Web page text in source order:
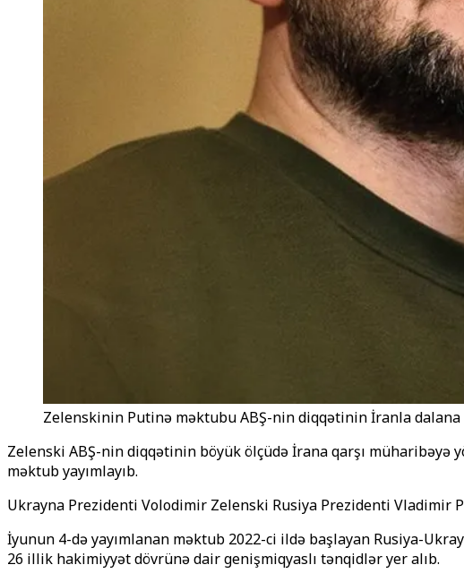
Zelenskinin Putinə məktubu ABŞ-nin diqqətinin İranla
Zelenski ABŞ-nin diqqətinin böyük ölçüdə İrana qarşı müharibəyə
məktub yayımlayıb.
Ukrayna Prezidenti Volodimir Zelenski Rusiya Prezidenti Vladimir
İyunun 4-də yayımlanan məktub 2022-ci ildə başlayan Rusiya-
26 illik hakimiyyət dövrünə dair genişmiqyaslı tənqidlər yer alıb.